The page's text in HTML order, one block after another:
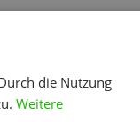
die Nutzung
Weitere